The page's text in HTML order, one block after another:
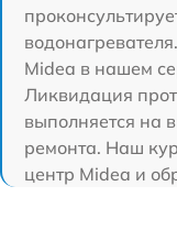
Midea в нашем
Ликвидация
выполняется на
ремонта. Наш
центр Midea и